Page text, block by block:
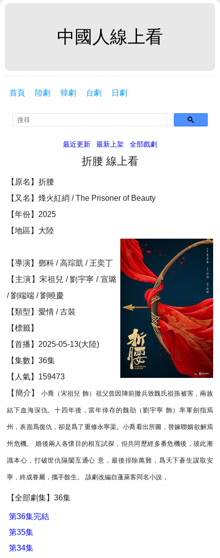
中國人線上看
首頁 陸劇 韓劇 台劇 日劇
最近更新 最新上架 全部戲劇
折腰 線上看
【原名】折腰
【又名】烽火紅綃 / The Prisoner of Beauty
【年份】2025
【地區】大陸
【導演】鄧科 / 高琮凱 / 王奕丁
【主演】宋祖兒 / 劉宇寧 / 宣璐
/ 劉端端 / 劉曉慶
【類型】愛情 / 古裝
【標籤】
【首播】2025-05-13(大陸)
【集數】36集
【人氣】159473
【簡介】 小喬（宋祖兒 飾）祖父曾因陣前撤兵致魏氏祖孫被害，兩族
結下血海深仇。十四年後，當年倖存的魏劭（劉宇寧 飾）率軍劍指焉
州，表面爲復仇，卻是爲了重修永寧渠。小喬看出所圖，替嫁聯姻欲解焉
州危機。 婚後兩人各懷目的相互試探，但共同歷經多番危機後，彼此漸
識本心，打破世仇隔閡互通心 意，最後排除萬難，爲天下蒼生謀取安
寧，終成眷屬，攜手餘生。 該劇改編自蓬萊客同名小說，
【全部劇集】36集
第36集完結
第35集
第34集